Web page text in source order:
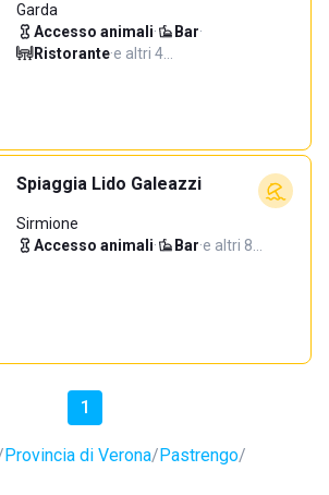
Garda
Accesso animali· Bar·
Ristorante·e altri 4…
Spiaggia Lido Galeazzi
Sirmione
Accesso animali· Bar·e altri 8…
1
Provincia di Verona Pastrengo